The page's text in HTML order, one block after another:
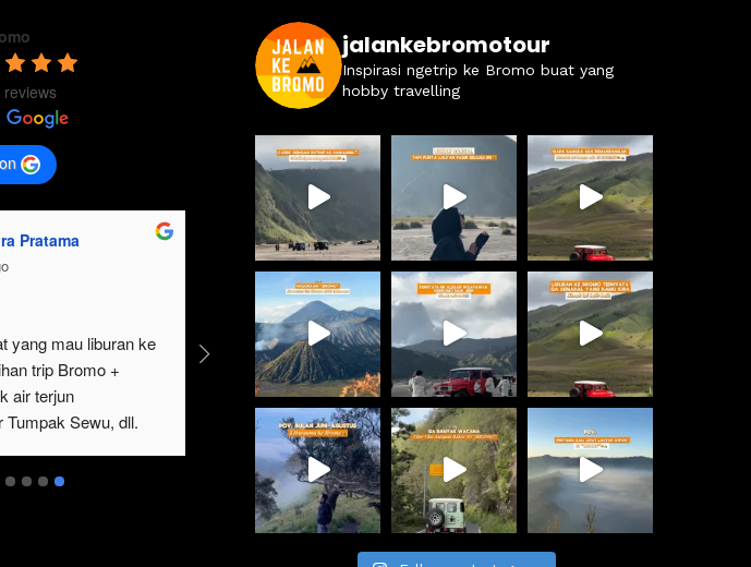
Pratama
yang mau liburan ke
trip Bromo +
air terjun
Tumpak Sewu, dll.
jalankebromotour
Inspirasi ngetrip ke Bromo buat yang
hobby travelling